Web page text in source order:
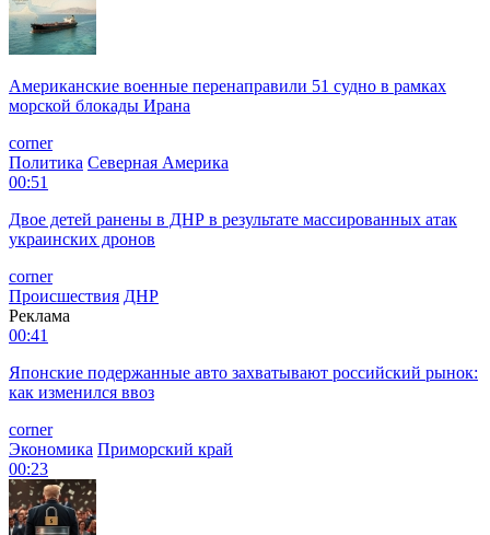
Американские военные перенаправили 51 судно в рамках
морской блокады Ирана
corner
Политика Северная Америка
00:51
Двое детей ранены в ДНР в результате массированных атак
украинских дронов
corner
Происшествия ДНР
Реклама
00:41
Японские подержанные авто захватывают российский рынок:
как изменился ввоз
corner
Экономика Приморский край
00:23